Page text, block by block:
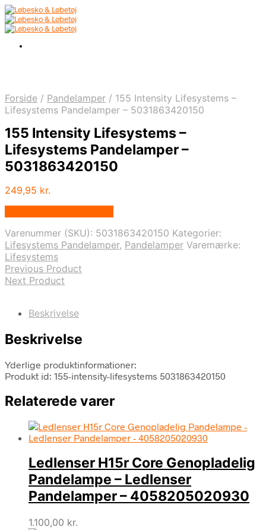
Forside / Pandelamper / 155 Intensity Lifesystems –
Lifesystems Pandelamper – 5031863420150
155 Intensity Lifesystems –
Lifesystems Pandelamper –
5031863420150
249,95 kr.
Varenummer (SKU): 5031863420150 Kategorier:
Lifesystems Pandelamper, Pandelamper Varemærke:
Lifesystems
Previous Product
Next Product
Beskrivelse
Beskrivelse
Yderlige produktinformationer:
Produkt id: 155-intensity-lifesystems 5031863420150
Relaterede varer
Ledlenser H15r Core Genopladelig
Pandelampe – Ledlenser
Pandelamper – 4058205020930
1.100,00 kr.